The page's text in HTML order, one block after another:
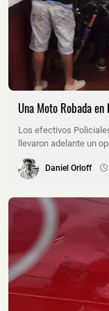
Una Moto Robada
Los efectivos
llevaron adelante un
Daniel Orloff